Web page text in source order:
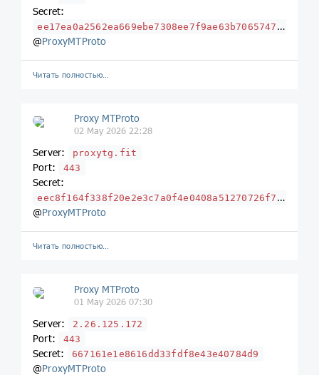
Secret:
ee17ea0a2562ea669ebe7308ee7f9ae63b706574726f766963682e7275
@ProxyMTProto
Читать полностью…
Proxy MTProto
02 May 2026 22:28
Server: proxytg.fit
Port: 443
Secret:
eec8f164f338f20e2e3c7a0f4e0408a51270726f787974672e666974
@ProxyMTProto
Читать полностью…
Proxy MTProto
01 May 2026 07:30
Server: 2.26.125.172
Port: 443
Secret: 667161e1e8616dd33fdf8e43e40784d9
@ProxyMTProto